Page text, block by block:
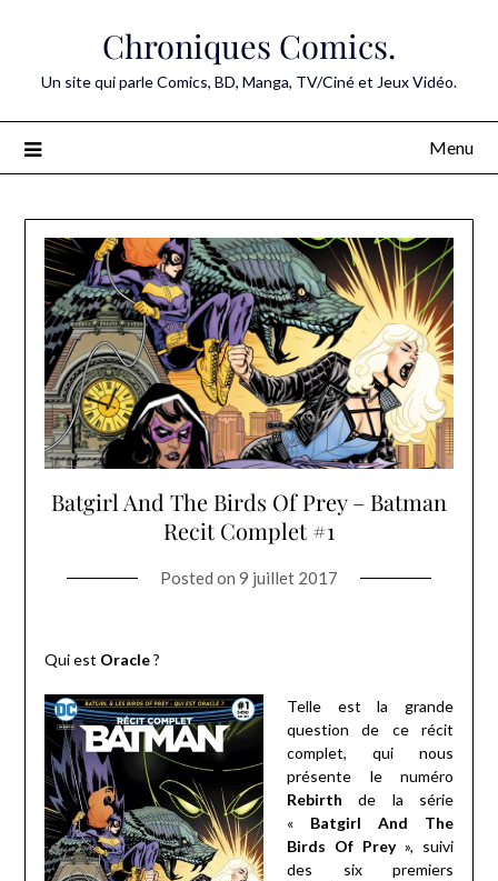
Chroniques Comics.
Un site qui parle Comics, BD, Manga, TV/Ciné et Jeux Vidéo.
Menu
Batgirl And The Birds Of Prey – Batman
Recit Complet #1
Posted on 9 juillet 2017
Qui est Oracle?
Telle est la grande
question de ce récit
complet, qui nous
présente le numéro
Rebirth de la série
« Batgirl And The
Birds Of Prey», suivi
des six premiers